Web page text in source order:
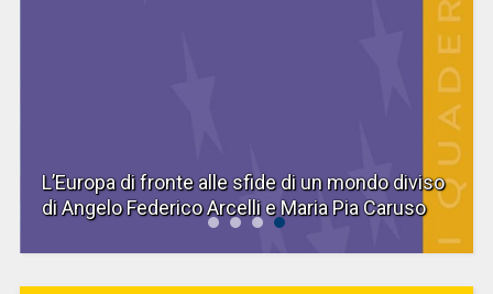
L’Europa di fronte alle sfide di un mondo diviso
di Angelo Federico Arcelli e Maria Pia Caruso